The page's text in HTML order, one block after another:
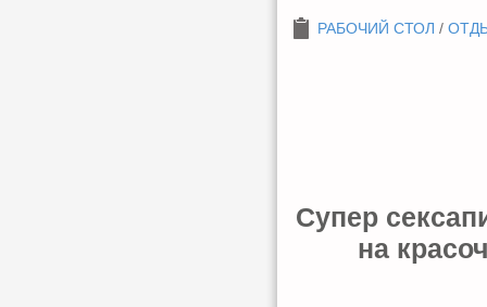
РАБОЧИЙ СТОЛ /
Супер
на